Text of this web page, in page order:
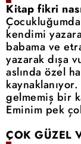
Kitap fikri
kendimi
babama ve
yazarak dışa
aslında özel
gelmemiş bir
Eminim pek
ÇOK GÜZEL